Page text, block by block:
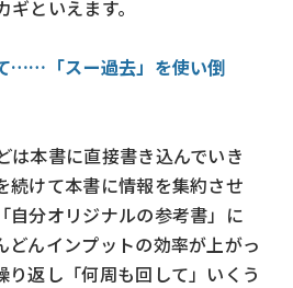
といえます。
……「スー過去」を使い倒
は本書に直接書き込んでいき
続けて本書に情報を集約させ
自分オリジナルの参考書」に
どんインプットの効率が上がっ
り返し「何周も回して」いくう